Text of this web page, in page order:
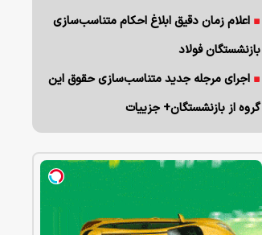
اعلام زمان دقیق ابلاغ احکام متناسب‌سازی
بازنشستگان فولاد
اجرای مرجله جدید متناسب‌سازی حقوق این
گروه از بازنشستگان+ جزییات